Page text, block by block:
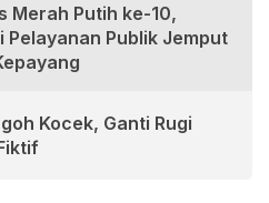
Merah Putih ke-10,
Pelayanan Publik Jemput
Kocek, Ganti Rugi